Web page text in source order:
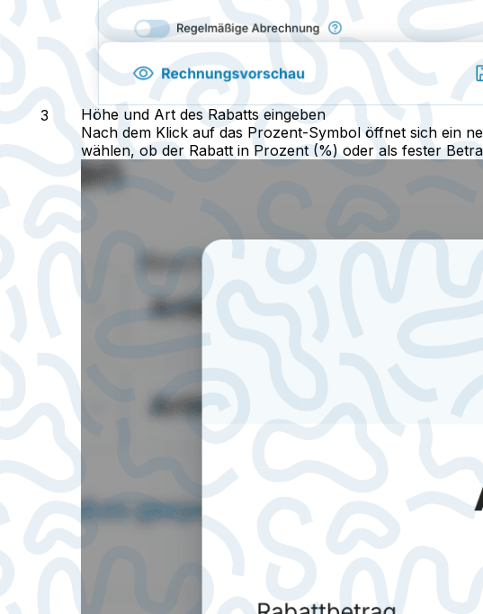
Höhe und Art des Rabatts eingeben
Nach dem Klick auf das Prozent-Symbol öffnet sich ein
wählen, ob der Rabatt in Prozent (%) oder als fester